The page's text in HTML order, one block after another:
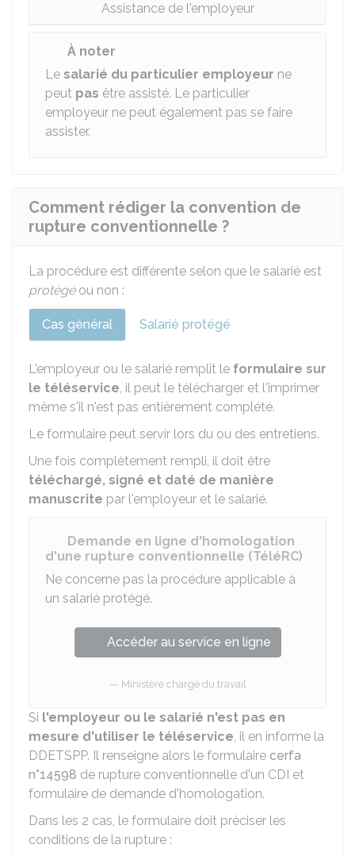
Assistance de l'employeur
À noter
Le salarié du particulier employeur ne
peut pas être assisté. Le particulier
employeur ne peut également pas se faire
assister.
Comment rédiger la convention de
rupture conventionnelle ?
La procédure est différente selon que le salarié est
protégéou non :
Cas général Salarié protégé
L'employeur ou le salarié remplit le formulaire sur
le téléservice, il peut le télécharger et l'imprimer
même s'il n'est pas entièrement complété.
Le formulaire peut servir lors du ou des entretiens.
Une fois complètement rempli, il doit être
téléchargé, signé et daté de manière
manuscrite par l'employeur et le salarié.
Demande en ligne d'homologation
d'une rupture conventionnelle (TéléRC)
Ne concerne pas la procédure applicable à
un salarié protégé.
Accéder au service en ligne
Ministère chargé du travail
Si l'employeur ou le salarié n'est pas en
mesure d'utiliser le téléservice, il en informe la
DDETSPP. Il renseigne alors le formulaire cerfa
n°14598 de rupture conventionnelle d'un CDI et
formulaire de demande d'homologation.
Dans les 2 cas, le formulaire doit préciser les
conditions de la rupture :